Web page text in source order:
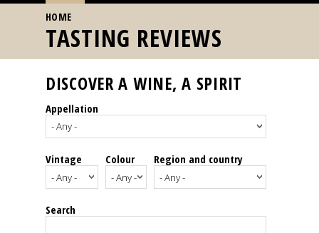
Home
Our
events
Spirits
Tasting
reviews
YOU ARE HERE
HOME
TASTING REVIEWS
DISCOVER A WINE, A SPIRIT
Appellation
Vintage Colour Region and country
Search